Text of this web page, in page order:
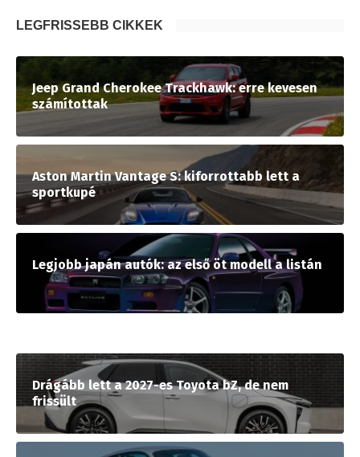
LEGFRISSEBB CIKKEK
Jeep Grand Cherokee Trackhawk: erre kevesen
számítottak
Aston Martin Vantage S: kiforrottabb lett a
sportkupé
Legjobb japán autók: az első öt modell a listán
Drágább lett a 2027-es Toyota bZ, de nem
frissült